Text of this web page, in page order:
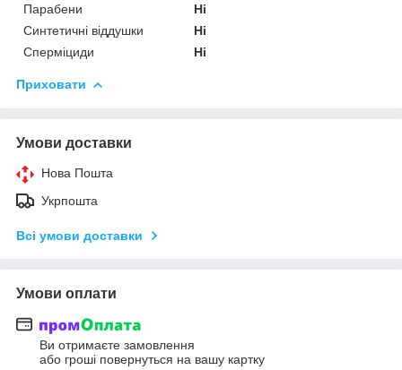
Парабени
Ні
Синтетичні віддушки
Ні
Сперміциди
Ні
Приховати
Умови доставки
Нова Пошта
Укрпошта
Всі умови доставки
Умови оплати
Ви отримаєте замовлення
або гроші повернуться на вашу картку